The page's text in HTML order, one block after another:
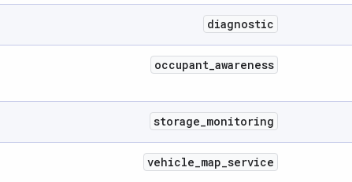
diagnostic
occupant_awareness
storage_monitoring
vehicle_map_service